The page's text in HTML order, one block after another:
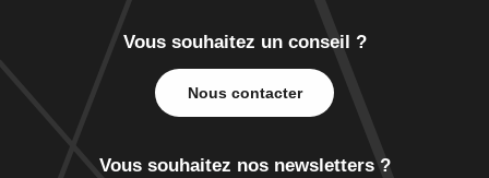
Vous souhaitez un conseil ?
Nous contacter
Vous souhaitez nos newsletters ?